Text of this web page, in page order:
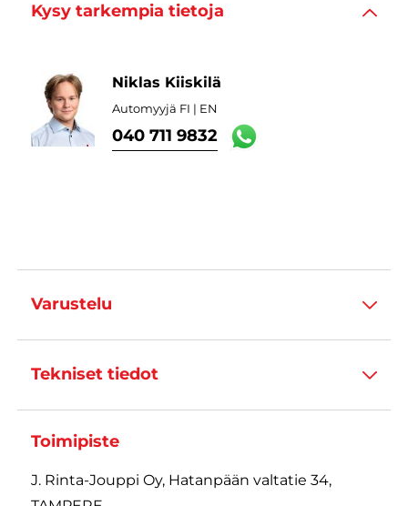
Kysy tarkempia tietoja
Niklas Kiiskilä
Automyyjä FI | EN
040 711 9832
Varustelu
Tekniset tiedot
Toimipiste
J. Rinta-Jouppi Oy, Hatanpään valtatie 34,